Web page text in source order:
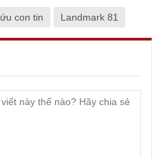
con tin Landmark 81